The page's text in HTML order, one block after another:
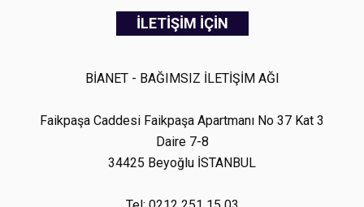
İLETİŞİM İÇİN
BİANET - BAĞIMSIZ İLETİŞİM AĞI
Faikpaşa Caddesi Faikpaşa Apartmanı No 37 Kat 3
Daire 7-8
34425 Beyoğlu İSTANBUL